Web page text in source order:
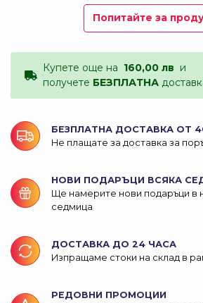
Попитайте за
Купете още на 160,00 лв и
получете БЕЗПЛАТНА
БЕЗПЛАТНА ДОСТАВКА ОТ
Не плащате за доставка за
НОВИ ПОДАРЪЦИ ВСЯКА
Ще намерите нови подаръци в
седмица
ДОСТАВКА ДО 24 ЧАСА
Изпращаме стоки на склад в
РЕДОВНИ ПРОМОЦИИ